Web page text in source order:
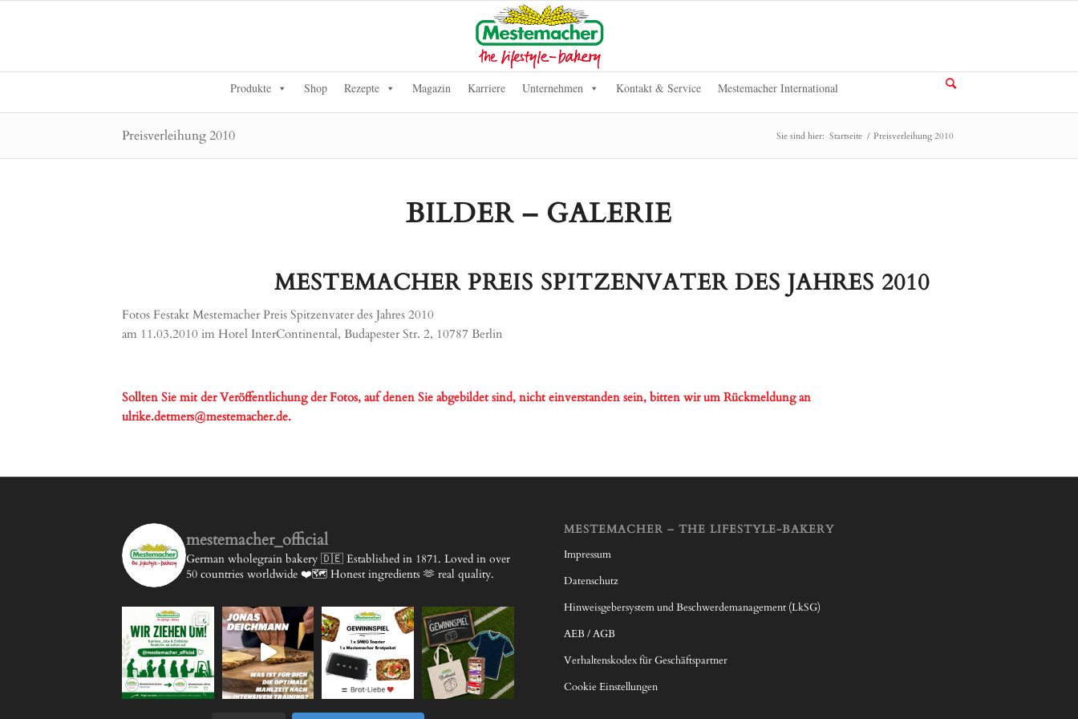
Produkte Shop Rezepte Magazin Karriere Unternehmen Kontakt & Service Mestemacher International
Preisverleihung 2010 Sie sind hier: Startseite / Preisverleihung 2010
BILDER – GALERIE
MESTEMACHER PREIS SPITZENVATER DES JAHRES 2010
Fotos Festakt Mestemacher Preis Spitzenvater des Jahres 2010
am 11.03.2010 im Hotel InterContinental, Budapester Str. 2, 10787 Berlin
Sollten Sie mit der Veröffentlichung der Fotos, auf denen Sie abgebildet sind, nicht einverstanden sein, bitten wir um Rückmeldung an
ulrike.detmers@mestemacher.de.
mestemacher_official
German wholegrain bakery 🇩🇪 Established in 1871. Loved in over
50 countries worldwide ❤️🗺️ Honest ingredients 🫶 real quality.
MESTEMACHER – THE LIFESTYLE-BAKERY
Impressum
Datenschutz
Hinweisgebersystem und Beschwerdemanagement (LkSG)
AEB / AGB
Verhaltenskodex für Geschäftspartner
Cookie Einstellungen